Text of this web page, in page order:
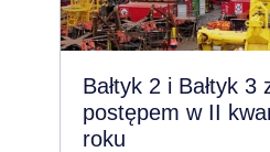
Bałtyk 2 i Bałtyk 3
postępem w II
roku